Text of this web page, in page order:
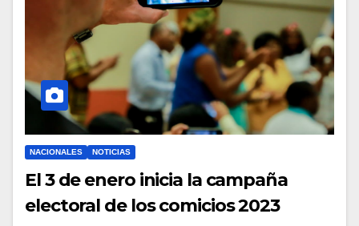
NACIONALES NOTICIAS
El 3 de enero inicia la campaña
electoral de los comicios 2023